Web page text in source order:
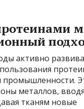
активно
промышленности.
металлов,
тканям новые